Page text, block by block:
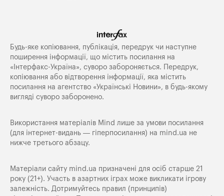
Будь-яке копiювання, публiкацiя, передрук чи наступне
поширення iнформацiї, що мiстить посилання на
«Iнтерфакс-Україна», суворо забороняється. Передрук,
копіювання або відтворення інформації, яка містить
посилання на агентство «Українські Новини», в будь-якому
вигляді суворо заборонено.
Використання матеріалів Mind лише за умови посилання
(для інтернет-видань — гіперпосилання) на mind.ua не
нижче третього абзацу.
Матеріали сайту mind.ua призначені для осіб старше 21
року (21+). Участь в азартних іграх може викликати ігрову
залежність. Дотримуйтесь правил (принципів)